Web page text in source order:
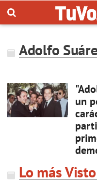
Adolfo
un
Lo más Visto